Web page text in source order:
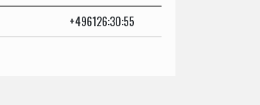
+496126:30:55